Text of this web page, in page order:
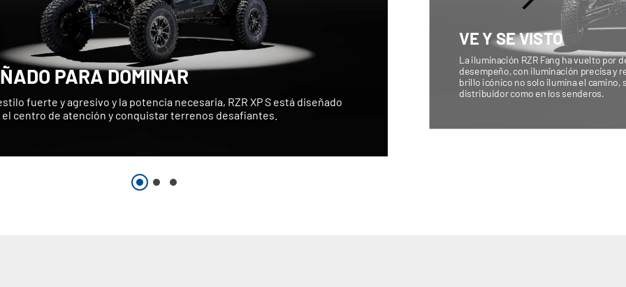
PARA DOMINAR
fuerte y agresivo y la potencia necesaria, RZR XP S está diseñado
el centro de atención y conquistar terrenos desafiantes.
VE Y SE VISTO
La iluminación RZR Fang ha vuelto por
desempeño, con iluminación precisa y
brillo icónico no solo ilumina el camino,
distribuidor como en los senderos.